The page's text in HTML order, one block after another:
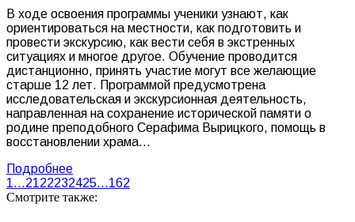
В ходе освоения программы ученики узнают, как
ориентироваться на местности, как подготовить и
провести экскурсию, как вести себя в экстренных
ситуациях и многое другое. Обучение проводится
дистанционно, принять участие могут все желающие
старше 12 лет. Программой предусмотрена
исследовательская и экскурсионная деятельность,
направленная на сохранение исторической памяти о
родине преподобного Серафима Вырицкого, помощь в
восстановлении храма…
Подробнее
1…2122232425…162
Смотрите также: